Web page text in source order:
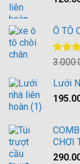
Ô TÔ
Được
4.005
sao
Lưới
CHƠI